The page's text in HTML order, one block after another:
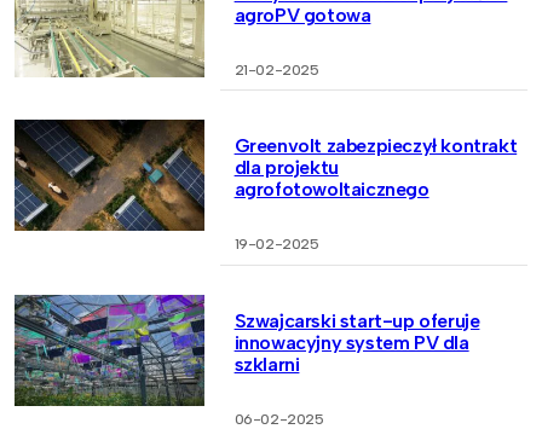
agroPV gotowa
21-02-2025
Greenvolt zabezpieczył kontrakt
dla projektu
agrofotowoltaicznego
19-02-2025
Szwajcarski start-up oferuje
innowacyjny system PV dla
szklarni
06-02-2025